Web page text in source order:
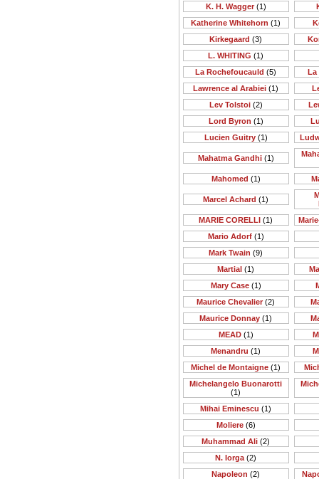
K. H. Wagger(1)
Katherine Whitehorn (1)
Kirkegaard (3)
L. WHITING (1)
La Rochefoucauld (5)
La
Lawrence al Arabiei (1)
Lev Tolstoi(2)
Lord Byron (1)
Lucien Guitry(1)
Mahatma Gandhi(1)
Mahomed (1)
Marcel Achard (1)
MARIE CORELLI (1)
Mario Adorf(1)
Mark Twain (9)
Martial (1)
Mary Case(1)
Maurice Chevalier (2)
Maurice Donnay (1)
MEAD(1)
Menandru (1)
Michel de Montaigne (1)
Michelangelo Buonarotti
(1)
Mihai Eminescu (1)
Moliere(6)
Muhammad Ali (2)
N. Iorga (2)
Napoleon (2)